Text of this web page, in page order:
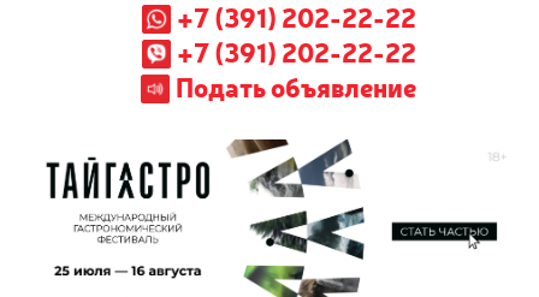
+7 (391) 202-22-22
+7 (391) 202-22-22
Подать объявление